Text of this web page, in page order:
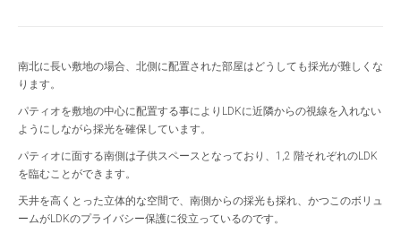
南北に長い敷地の場合、北側に配置された部屋はどうしても採光が難しくな
ります。
パティオを敷地の中心に配置する事によりLDKに近隣からの視線を入れない
ようにしながら採光を確保しています。
パティオに面する南側は子供スペースとなっており、1,2 階それぞれのLDK
を臨むことができます。
天井を高くとった立体的な空間で、南側からの採光も採れ、かつこのボリュ
ームがLDKのプライバシー保護に役立っているのです。